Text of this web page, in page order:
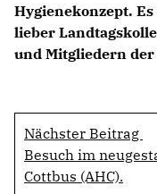
Hygienekonzept.
lieber
und Mitgliedern
Nächster Beitrag
Besuch im
Cottbus (AHC).